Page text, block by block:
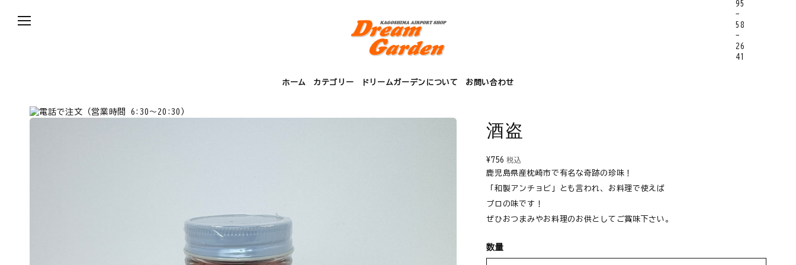
ホーム カテゴリー ドリームガーデンについて お問い合わせ
酒盗
¥756 税込
鹿児島県産枕崎市で有名な奇跡の珍味！
「和製アンチョビ」とも言われ、お料理で使えば
プロの味です！
ぜひおつまみやお料理のお供としてご賞味下さい。
数量